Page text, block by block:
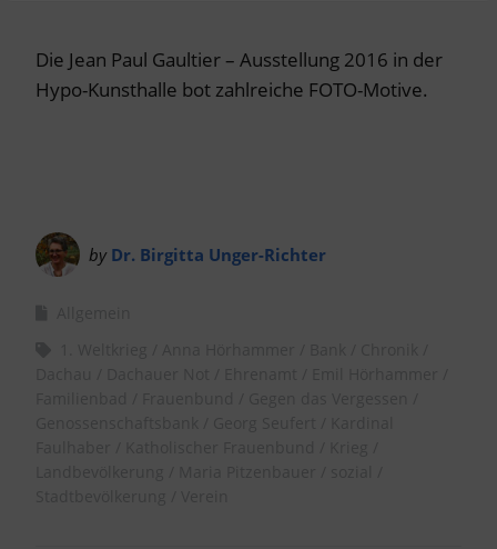
Die Jean Paul Gaultier – Ausstellung 2016 in der
Hypo-Kunsthalle bot zahlreiche FOTO-Motive.
by Dr. Birgitta Unger-Richter